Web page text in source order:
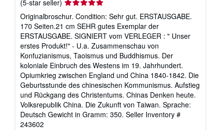
(5-star seller) Seller
rating
5
out
of
5
stars
Originalbroschur. Condition: Sehr gut. ERSTAUSGABE.
170 Seiten.21 cm SEHR gutes Exemplar der
ERSTAUSGABE. SIGNIERT vom VERLEGER : " Unser
erstes Produkt!" - U.a. Zusammenschau von
Konfuzianismus, Taoismus und Buddhismus. Der
koloniale Einbruch des Westens im 19. Jahrhundert.
Opiumkrieg zwischen England und China 1840-1842. Die
Geburtsstunde des chinesischen Kommunismus. Aufstieg
und Rückgang des Christentums. Chinas Denken heute.
Volksrepublik China. Die Zukunft von Taiwan. Sprache:
Deutsch Gewicht in Gramm: 350. Seller Inventory #
243602